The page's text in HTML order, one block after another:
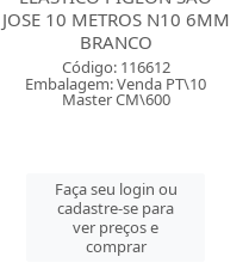
ELASTICO PIGEON SAO
JOSE 10 METROS N10 6MM
BRANCO
Código: 116612
Embalagem: Venda PT\10
Faça seu login ou
cadastre-se para
ver preços e